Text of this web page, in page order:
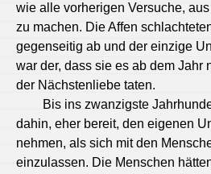
wie alle vorherigen Versuche,
zu machen. Die Affen
gegenseitig ab und der einzige
war der, dass sie es ab dem Jahr
der Nächstenliebe taten.
Bis ins zwanzigste
dahin, eher bereit, den eigenen
nehmen, als sich mit den
einzulassen. Die Menschen